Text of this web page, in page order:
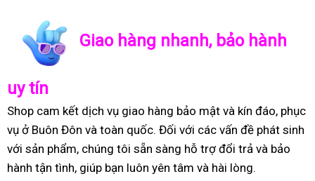
Giao hàng nhanh, bảo hành
uy tín
Shop cam kết dịch vụ giao hàng bảo mật và kín đáo, phục
vụ ở Buôn Đôn và toàn quốc. Đối với các vấn đề phát sinh
với sản phẩm, chúng tôi sẵn sàng hỗ trợ đổi trả và bảo
hành tận tình, giúp bạn luôn yên tâm và hài lòng.